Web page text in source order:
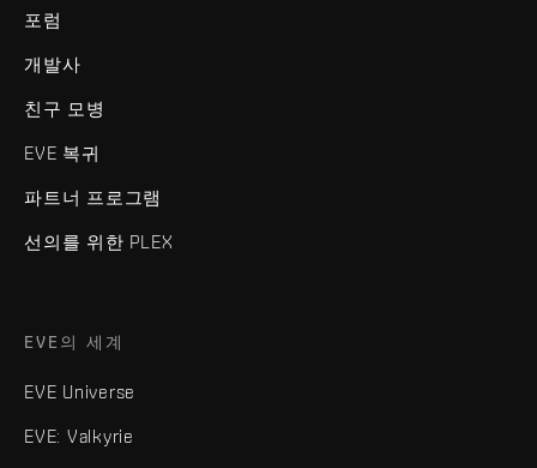
포럼
개발사
친구 모병
EVE 복귀
파트너 프로그램
선의를 위한 PLEX
EVE의 세계
EVE Universe
EVE: Valkyrie